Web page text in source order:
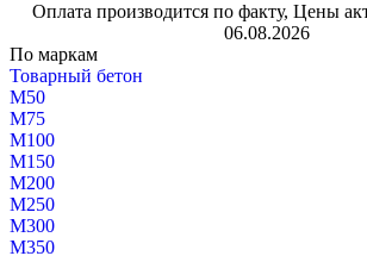
Оплата производится по факту, Цены
06.08.2026
По маркам
Товарный бетон
М50
М75
М100
М150
М200
М250
М300
М350